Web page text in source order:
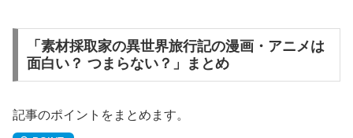
「素材採取家の異世界旅行記の漫画・アニメは
面白い？ つまらない？」まとめ
記事のポイントをまとめます。